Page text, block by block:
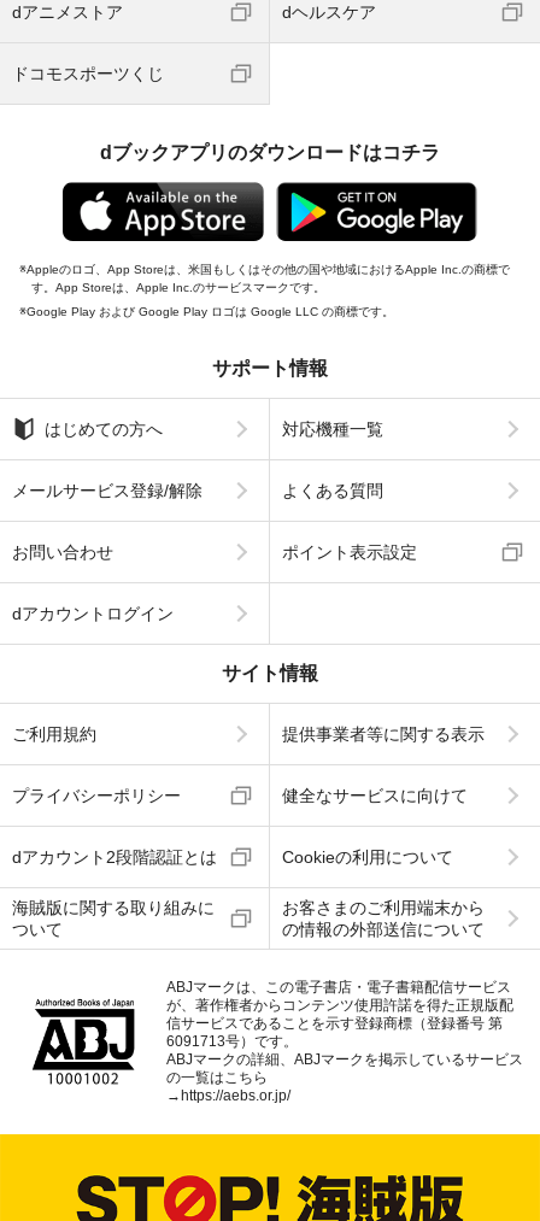
dアニメストア dヘルスケア
ドコモスポーツくじ
dブックアプリのダウンロードはコチラ
Appleのロゴ、App Storeは、米国もしくはその他の国や地域におけるApple Inc.の商標で
す。App Storeは、Apple Inc.のサービスマークです。
Google Play および Google Play ロゴは Google LLC の商標です。
サポート情報
はじめての方へ 対応機種一覧
メールサービス登録/解除 よくある質問
お問い合わせ ポイント表示設定
dアカウントログイン
サイト情報
ご利用規約 提供事業者等に関する表示
プライバシーポリシー 健全なサービスに向けて
dアカウント2段階認証とは Cookieの利用について
海賊版に関する取り組みに
ついて
お客さまのご利用端末から
の情報の外部送信について
ABJマークは、この電子書店・電子書籍配信サービス
が、著作権者からコンテンツ使用許諾を得た正規版配
信サービスであることを示す登録商標（登録番号 第
6091713号）です。
ABJマークの詳細、ABJマークを掲示しているサービス
の一覧はこちら
→ https://aebs.or.jp/